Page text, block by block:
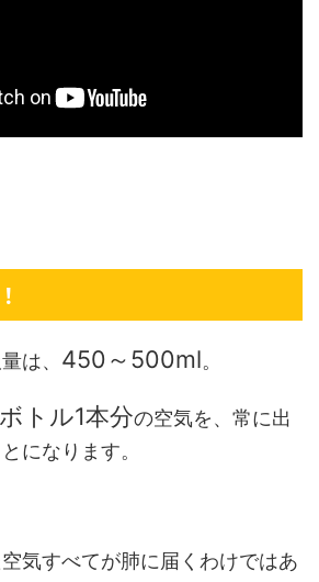
は、 450～500ml。
トル1本分の空気を、常に出
になります。
気すべてが肺に届くわけではあ